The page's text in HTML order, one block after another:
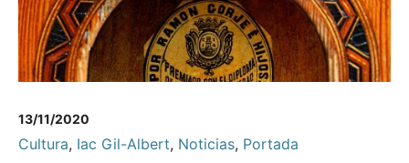
13/11/2020
Cultura, Iac Gil-Albert, Noticias, Portada